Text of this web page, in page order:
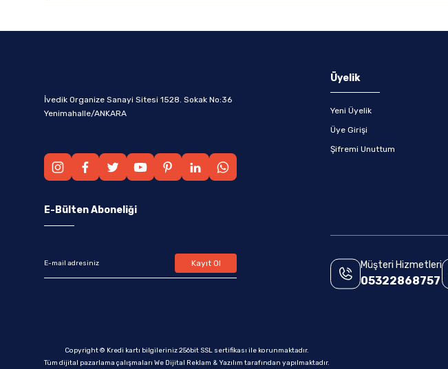
İvedik Organize Sanayi Sitesi 1528. Sokak No:36
Yenimahalle/ANKARA
Üyelik
Yeni Üyelik
Üye Girişi
Şifremi Unuttum
E-Bülten Aboneliği
Kayıt Ol Müşteri Hizmetleri
05322868757
Copyright © Kredi kartı bilgileriniz 256bit SSL sertifikası ile korunmaktadır.
Tüm dijital pazarlama çalışmaları We Dijital Reklam & Yazılım tarafından yapılmaktadır.